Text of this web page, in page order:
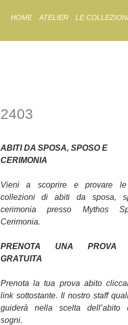
to
HOME ATELIER LE
2403
ABITI DA SPOSA, SPOSO E
CERIMONIA
Vieni a scoprire e provare le
collezioni di abiti da sposa,
cerimonia presso Mythos
Cerimonia.
PRENOTA UNA PROVA
GRATUITA
Prenota la tua prova abito
link sottostante. Il nostro staff
guiderà nella scelta dell’abito
sogni.